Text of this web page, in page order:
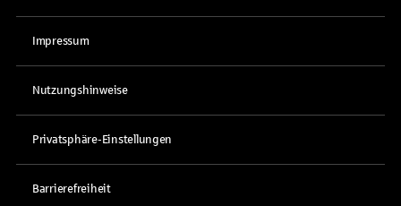
Impressum
Nutzungshinweise
Privatsphäre-Einstellungen
Barrierefreiheit